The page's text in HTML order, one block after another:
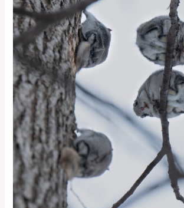
よ〜-
Still
preferring
winter-